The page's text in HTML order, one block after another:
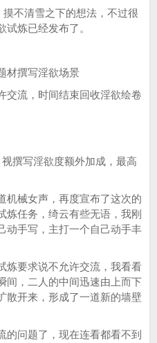
不清雪之下的想法，不过很
炼已经发布了。
撰写淫欲场景
流，时间结束回收淫欲绘卷
撰写淫欲度额外加成，最高
械女声，再度宣布了这次的
炼任务，绮云有些无语，我刚
动手写，主打一个自己动手丰
要求说不允许交流，我看看
间，二人的中间迅速由上而下
散开来，形成了一道新的墙壁
问题了，现在连看都看不到